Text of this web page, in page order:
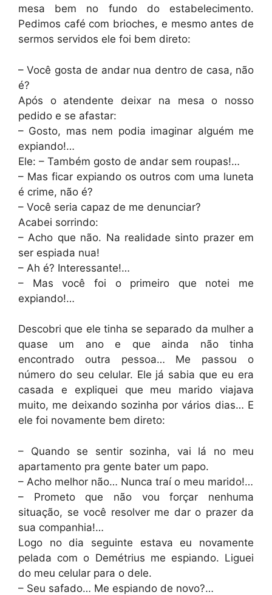
mesa bem no fundo do estabelecimento.
Pedimos café com brioches, e mesmo antes de
sermos servidos ele foi bem direto:
– Você gosta de andar nua dentro de casa, não
é?
Após o atendente deixar na mesa o nosso
pedido e se afastar:
– Gosto, mas nem podia imaginar alguém me
expiando!…
Ele: – Também gosto de andar sem roupas!…
– Mas ficar expiando os outros com uma luneta
é crime, não é?
– Você seria capaz de me denunciar?
Acabei sorrindo:
– Acho que não. Na realidade sinto prazer em
ser espiada nua!
– Ah é? Interessante!…
– Mas você foi o primeiro que notei me
expiando!…
Descobri que ele tinha se separado da mulher a
quase um ano e que ainda não tinha
encontrado outra pessoa… Me passou o
número do seu celular. Ele já sabia que eu era
casada e expliquei que meu marido viajava
muito, me deixando sozinha por vários dias… E
ele foi novamente bem direto:
– Quando se sentir sozinha, vai lá no meu
apartamento pra gente bater um papo.
– Acho melhor não… Nunca traí o meu marido!…
– Prometo que não vou forçar nenhuma
situação, se você resolver me dar o prazer da
sua companhia!…
Logo no dia seguinte estava eu novamente
pelada com o Demétrius me espiando. Liguei
do meu celular para o dele.
– Seu safado… Me espiando de novo?…